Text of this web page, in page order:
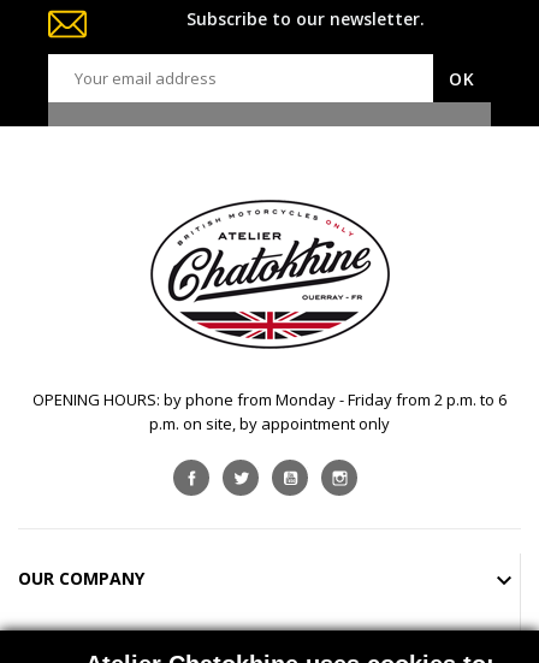
Subscribe to our newsletter.
OPENING HOURS: by phone from Monday - Friday from 2 p.m. to 6
p.m. on site, by appointment only
FacebookTwitter YouTube
OUR COMPANY 